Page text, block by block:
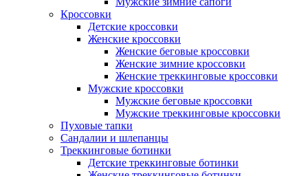
Кроссовки
Детские кроссовки
Женские кроссовки
Женские беговые кроссовки
Женские зимние кроссовки
Женские треккинговые кроссовки
Мужские кроссовки
Мужские беговые кроссовки
Мужские треккинговые кроссовки
Пуховые тапки
Сандалии и шлепанцы
Треккинговые ботинки
Детские треккинговые ботинки